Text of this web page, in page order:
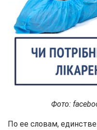
Фото:
По ее словам,